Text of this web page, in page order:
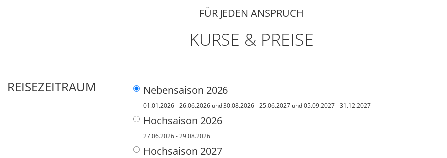
FÜR JEDEN ANSPRUCH
KURSE & PREISE
REISEZEITRAUM Nebensaison 2026
01.01.2026 - 26.06.2026 und 30.08.2026 - 25.06.2027 und 05.09.2027 - 31.12.2027
Hochsaison 2026
27.06.2026 - 29.08.2026
Hochsaison 2027